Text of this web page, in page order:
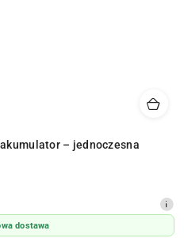
– jednoczesna
dostawa